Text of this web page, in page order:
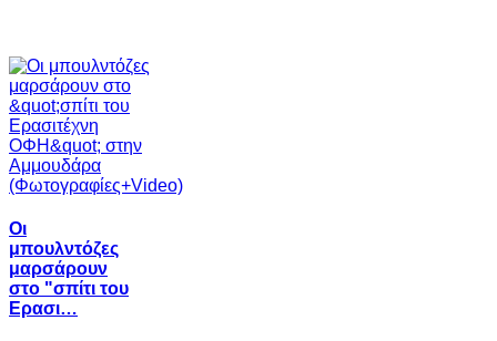
Oι
μπουλντόζες
μαρσάρουν
στο "σπίτι του
Ερασι…